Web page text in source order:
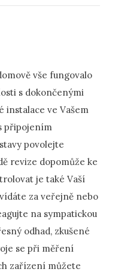
vše fungovalo
s dokončenými
instalace ve Vašem
připojením
povolejte
revize dopomůže ke
je také Vaší
za veřejně nebo
na sympatickou
odhad, zkušené
se při měření
zařízení můžete